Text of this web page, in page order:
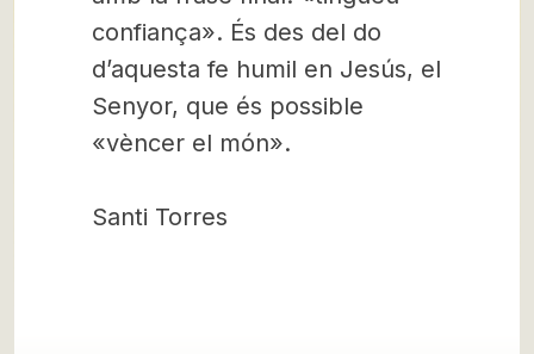
confiança». És des del do
d’aquesta fe humil en Jesús, el
Senyor, que és possible
«vèncer el món».
Santi Torres